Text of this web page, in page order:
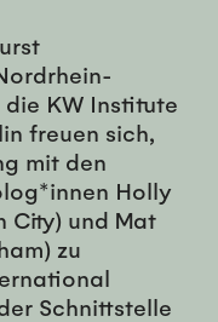
KW Institute
freuen sich,
mit den
Holly
City) und Mat
zu
Schnittstelle